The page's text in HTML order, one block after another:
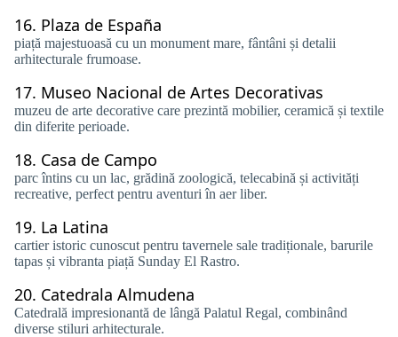
16. Plaza de España
piață majestuoasă cu un monument mare, fântâni și detalii
arhitecturale frumoase.
17. Museo Nacional de Artes Decorativas
muzeu de arte decorative care prezintă mobilier, ceramică și textile
din diferite perioade.
18. Casa de Campo
parc întins cu un lac, grădină zoologică, telecabină și activități
recreative, perfect pentru aventuri în aer liber.
19. La Latina
cartier istoric cunoscut pentru tavernele sale tradiționale, barurile
tapas și vibranta piață Sunday El Rastro.
20. Catedrala Almudena
Catedrală impresionantă de lângă Palatul Regal, combinând
diverse stiluri arhitecturale.